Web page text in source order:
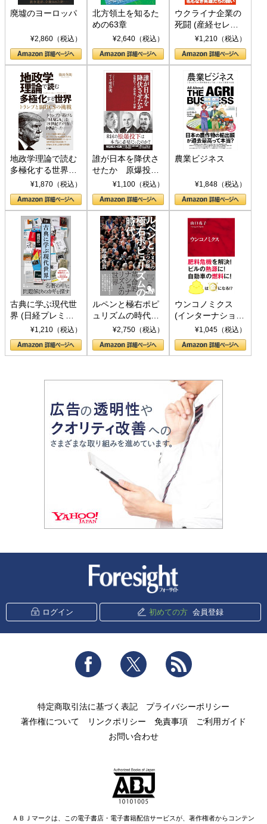
廃墟のヨーロッパ
¥2,860（税込）
北方領土を知るた
めの63章
¥2,640（税込）
ウクライナ企業の
死闘 (産経セレク
ト S 039)¥1,210（税込）
地政学理論で読む
多極化する世界：
トランプとBRICS
の挑戦
¥1,870（税込）
誰が日本を降伏さ
せたか 原爆投
下、ソ連参戦、そ
して聖断 (PHP新
書)
¥1,100（税込）
農業ビジネス
¥1,848（税込）
古典に学ぶ現代世
界 (日経プレミア
シリーズ)¥1,210（税込）
ルペンと極右ポピ
ュリズムの時代：
〈ヤヌス〉の二つ
の顔
¥2,750（税込）
ウンコノミクス
(インターナショナ
ル新書)¥1,045（税込）
ログイン 初めての方 会員登録
Facebook Twitter
特定商取引法に基づく表記
プライバシーポリシー
著作権について
リンクポリシー 免責事項
ご利用ガイド
お問い合わせ
ＡＢＪマークは、この電子書店・電子書籍配信サービスが、著作権者からコンテン